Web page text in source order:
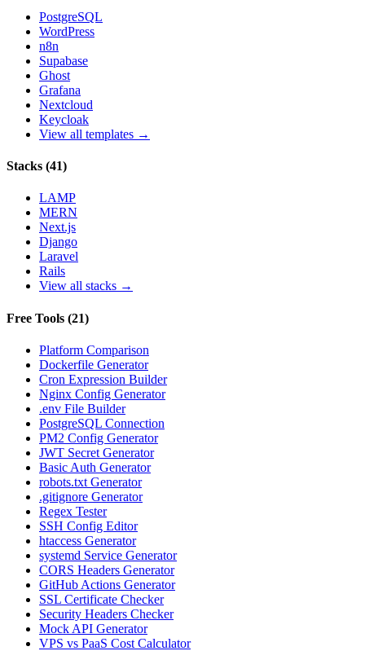
PostgreSQL
WordPress
n8n
Supabase
Ghost
Grafana
Nextcloud
Keycloak
View all templates →
Stacks (41)
LAMP
MERN
Next.js
Django
Laravel
Rails
View all stacks →
Free Tools (21)
Platform Comparison
Dockerfile Generator
Cron Expression Builder
Nginx Config Generator
.env File Builder
PostgreSQL Connection
PM2 Config Generator
JWT Secret Generator
Basic Auth Generator
robots.txt Generator
.gitignore Generator
Regex Tester
SSH Config Editor
htaccess Generator
systemd Service Generator
CORS Headers Generator
GitHub Actions Generator
SSL Certificate Checker
Security Headers Checker
Mock API Generator
VPS vs PaaS Cost Calculator